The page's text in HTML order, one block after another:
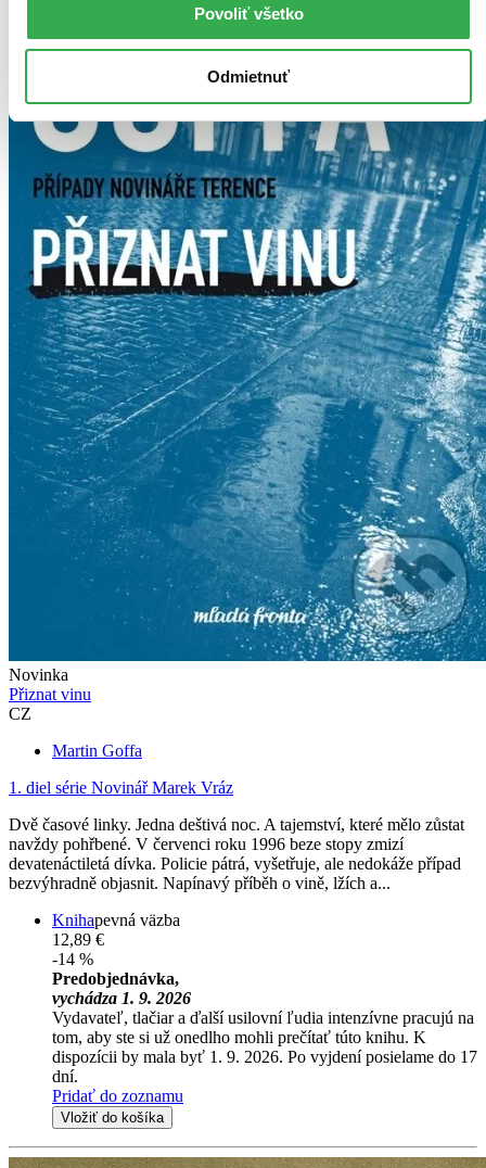
Povoliť všetko
Odmietnuť
Novinka
Přiznat vinu
CZ
Martin Goffa
1. diel série Novinář Marek Vráz
Dvě časové linky. Jedna deštivá noc. A tajemství, které mělo zůstat
navždy pohřbené. V červenci roku 1996 beze stopy zmizí
devatenáctiletá dívka. Policie pátrá, vyšetřuje, ale nedokáže případ
bezvýhradně objasnit. Napínavý příběh o vině, lžích a...
Knihapevná väzba
12,89 €
-14 %
Predobjednávka,
vychádza 1. 9. 2026
Vydavateľ, tlačiar a ďalší usilovní ľudia intenzívne pracujú na
tom, aby ste si už onedlho mohli prečítať túto knihu. K
dispozícii by mala byť 1. 9. 2026. Po vyjdení posielame do 17
dní.
Pridať do zoznamu
Vložiť do košíka